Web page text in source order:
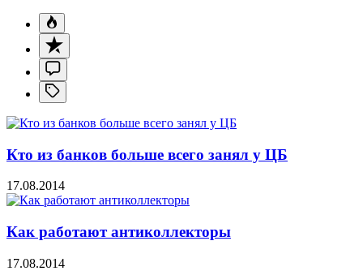
Кто из банков больше всего занял у ЦБ
17.08.2014
Как работают антиколлекторы
17.08.2014